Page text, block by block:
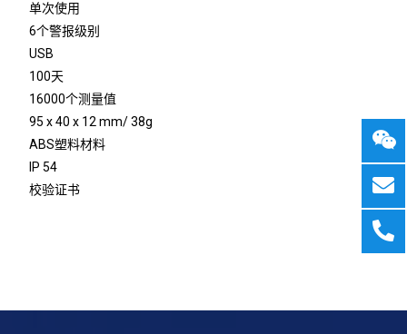
单次使用
6个警报级别
USB
100天
16000个测量值
95 x 40 x 12 mm/ 38g
ABS塑料材料
IP 54
校验证书